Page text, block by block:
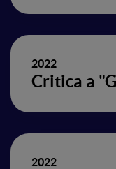
2022
Critica a
2022